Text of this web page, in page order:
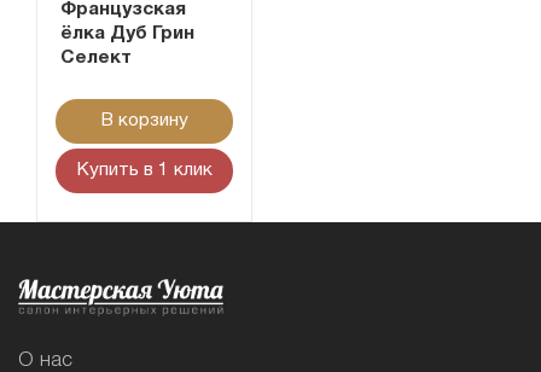
Французская
ёлка Дуб Грин
Селект
В корзину
Купить в 1 клик
О нас